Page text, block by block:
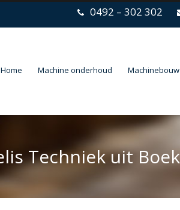
0492 – 302 302
Home Machine onderhoud Machinebouw
Techniek uit